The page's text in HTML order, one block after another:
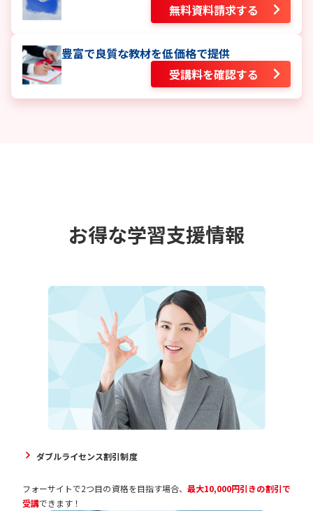
無料資料請求する
豊富で良質な教材を低価格で提供
受講料を確認する
お得な学習支援情報
ダブルライセンス割引制度
フォーサイトで2つ目の資格を目指す場合、 最大10,000円引きの割引で
受講できます！